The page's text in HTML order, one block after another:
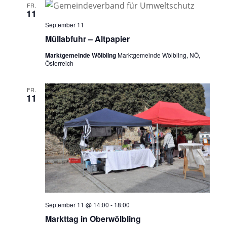
FR.
11
Müllabfuhr – Altpapier
September 11
Marktgemeinde WölblingMarktgemeinde Wölbling, NÖ,
Österreich
FR.
11
Markttag in Oberwölbling
September 11 @ 14:00 - 18:00